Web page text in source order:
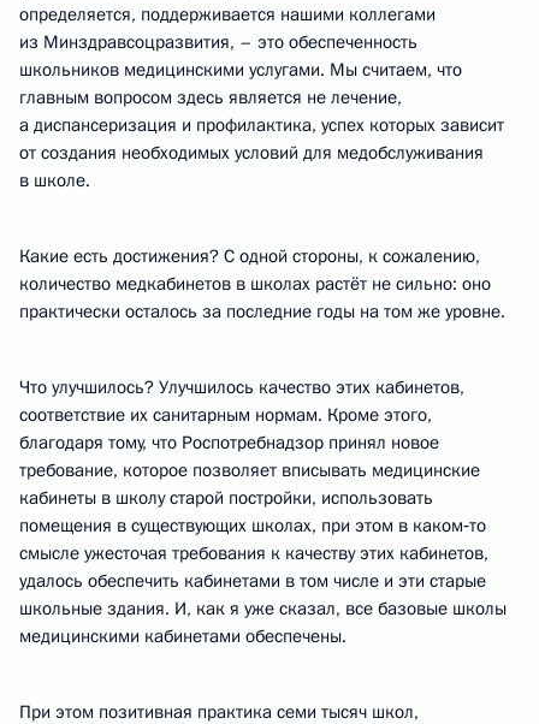
определяется, поддерживается нашими коллегами
из Минздравсоцразвития, – это обеспеченность
школьников медицинскими услугами. Мы считаем, что
главным вопросом здесь является не лечение,
а диспансеризация и профилактика, успех которых зависит
от создания необходимых условий для медобслуживания
в школе.
Какие есть достижения? С одной стороны, к сожалению,
количество медкабинетов в школах растёт не сильно: оно
практически осталось за последние годы на том же уровне.
Что улучшилось? Улучшилось качество этих кабинетов,
соответствие их санитарным нормам. Кроме этого,
благодаря тому, что Роспотребнадзор принял новое
требование, которое позволяет вписывать медицинские
кабинеты в школу старой постройки, использовать
помещения в существующих школах, при этом в каком‑то
смысле ужесточая требования к качеству этих кабинетов,
удалось обеспечить кабинетами в том числе и эти старые
школьные здания. И, как я уже сказал, все базовые школы
медицинскими кабинетами обеспечены.
При этом позитивная практика семи тысяч школ,